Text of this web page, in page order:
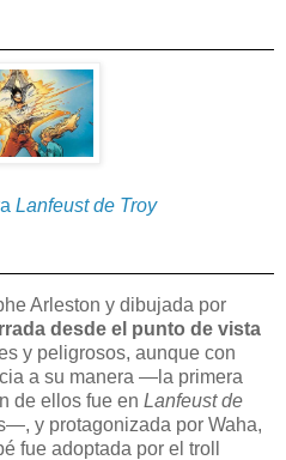
Lanfeust de Troy
Arleston y dibujada por
desde el punto de vista
y peligrosos, aunque con
a su manera —la primera
de ellos fue en Lanfeust de
y protagonizada por Waha,
fue adoptada por el troll